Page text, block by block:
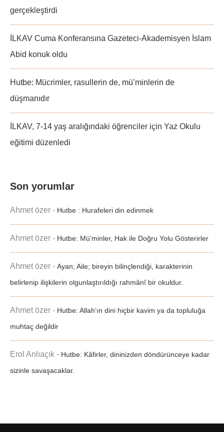
gerçekleştirdi
İLKAV Cuma Konferansına Gazeteci-Akademisyen İslam
Abid konuk oldu
Hutbe: Mücrimler, rasullerin de, mü’minlerin de
düşmanıdır
İLKAV, 7-14 yaş aralığındaki öğrenciler için Yaz Okulu
eğitimi düzenledi
Son yorumlar
Ahmet özer - Hutbe : Hurafeleri din edinmek
Ahmet özer - Hutbe: Mü’minler, Hak ile Doğru Yolu Gösterirler
Ahmet özer - Ayan; Aile; bireyin bilinçlendiği, karakterinin
belirlenip ilişkilerin olgunlaştırıldığı rahmânî bir okuldur.
Ahmet özer - Hutbe: Allah’ın dini hiçbir kavim ya da topluluğa
muhtaç değildir
Erol Anlıaçık - Hutbe: Kâfirler, dininizden döndürünceye kadar
sizinle savaşacaklar.